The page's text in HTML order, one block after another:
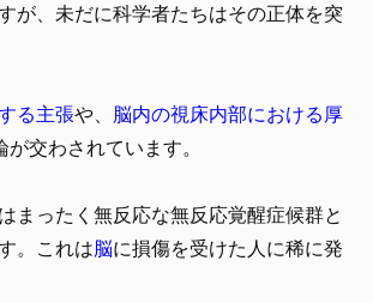
が、未だに科学者たちはその正体を突
る主張や、 脳内の視床内部における厚
交わされています。
まったく無反応な無反応覚醒症候群と
。これは脳に損傷を受けた人に稀に発